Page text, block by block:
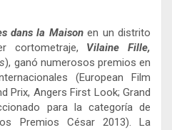
dans la Maisonen un distrito
cortometraje, Vilaine Fille,
), ganó numerosos premios en
(European Film
Prix, Angers First Look; Grand
para la categoría de
Premios César 2013). La